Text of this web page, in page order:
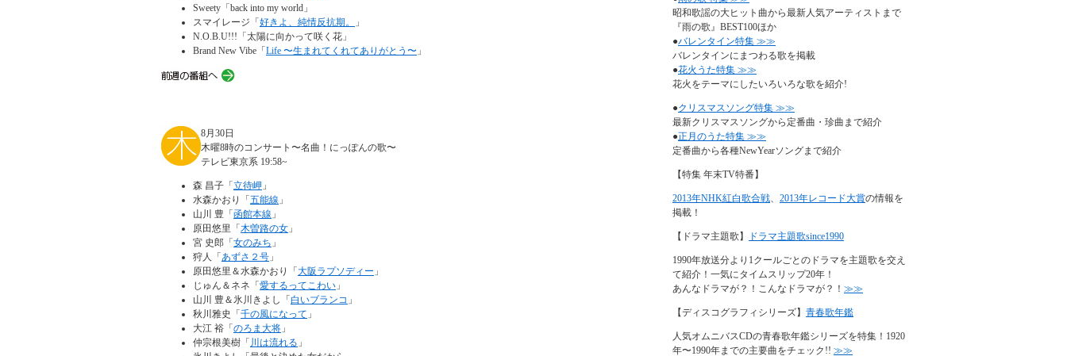
Sweety「back into my world」
スマイレージ「 好きよ、純情反抗期。
」
N.O.B.U!!!「太陽に向かって咲く花」
Brand New Vibe「 Life 〜生まれてくれてありがとう〜 」
8月30日
木曜8時のコンサート〜名曲！にっぽんの歌〜
テレビ東京系 19:58~
森 昌子「 立待岬 」
水森かおり「 五能線 」
山川 豊「 函館本線 」
原田悠里「 木曽路の女 」
宮 史郎「 女のみち 」
狩人「 あずさ２号 」
原田悠里＆水森かおり「 大阪ラプソディー 」
じゅん＆ネネ「 愛するってこわい 」
山川 豊＆氷川きよし「 白いブランコ 」
秋川雅史「 千の風になって 」
大江 裕「 のろま大将 」
仲宗根美樹「 川は流れる 」
昭和歌謡の大ヒット曲から最新人気アーティストまで
『雨の歌』BEST100ほか
●バレンタイン特集 ≫≫
バレンタインにまつわる歌を掲載
●花火うた特集 ≫≫
花火をテーマにしたいろいろな歌を紹介!
●クリスマスソング特集 ≫≫
最新クリスマスソングから定番曲・珍曲まで紹介
●正月のうた特集 ≫≫
定番曲から各種NewYearソングまで紹介
【特集 年末TV特番】
2013年NHK紅白歌合戦、 2013年レコード大賞の情報を
掲載！
【ドラマ主題歌】 ドラマ主題歌since1990
1990年放送分より1クールごとのドラマを主題歌を交え
て紹介！一気にタイムスリップ20年！
あんなドラマが？！こんなドラマが？！ ≫≫
【ディスコグラフィシリーズ】 青春歌年鑑
人気オムニバスCDの青春歌年鑑シリーズを特集！1920
年〜1990年までの主要曲をチェック!! ≫≫